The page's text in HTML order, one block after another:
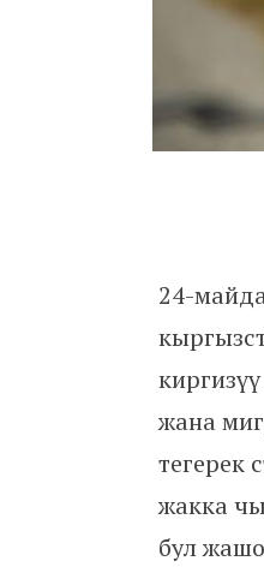
24-
жана
тегерек
жакка
бул